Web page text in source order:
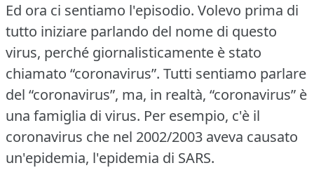
Ed ora ci sentiamo l'episodio. Volevo prima di
tutto iniziare parlando del nome di questo
virus, perché giornalisticamente è stato
chiamato “coronavirus”. Tutti sentiamo parlare
del “coronavirus”, ma, in realtà, “coronavirus” è
una famiglia di virus. Per esempio, c'è il
coronavirus che nel 2002/2003 aveva causato
un'epidemia, l'epidemia di SARS.